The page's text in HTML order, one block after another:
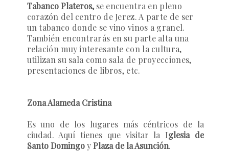
Tabanco Plateros, se encuentra en pleno
corazón del centro de Jerez. A parte de ser
un tabanco donde se vino vinos a granel.
También encontrarás en su parte alta una
relación muy interesante con la cultura,
utilizan su sala como sala de proyecciones,
presentaciones de libros, etc.
Zona Alameda Cristina
Es uno de los lugares más céntricos de la
ciudad. Aquí tienes que visitar la Iglesia de
Santo DomingoyPlaza de la Asunción.